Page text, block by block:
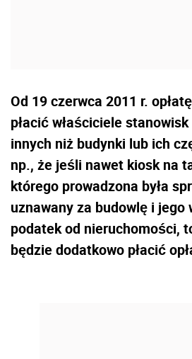
Od 19 czerwca 2011 r.
płacić właściciele
innych niż budynki lub ich
np., że jeśli nawet kiosk na
którego prowadzona była
uznawany za budowlę i jego
podatek od nieruchomości,
będzie dodatkowo płacić